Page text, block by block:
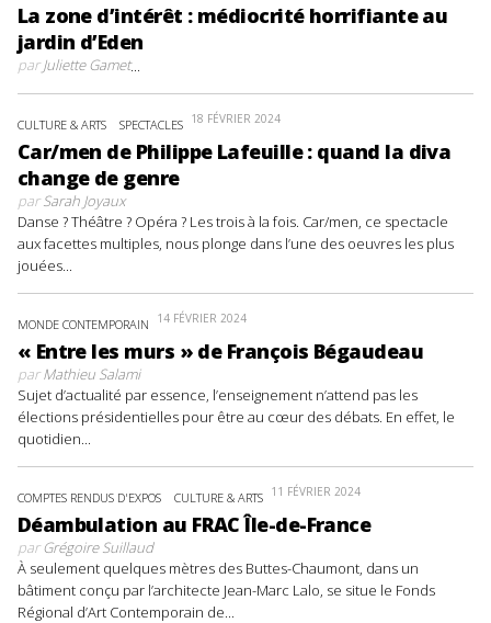
La zone d’intérêt : médiocrité horrifiante au
jardin d’Eden
parJuliette Gamet...
CULTURE & ARTS SPECTACLES 18 FÉVRIER 2024
Car/men de Philippe Lafeuille : quand la diva
change de genre
parSarah Joyaux
Danse ? Théâtre ? Opéra ? Les trois à la fois. Car/men, ce spectacle
aux facettes multiples, nous plonge dans l’une des oeuvres les plus
jouées...
MONDE CONTEMPORAIN 14 FÉVRIER 2024
« Entre les murs » de François Bégaudeau
parMathieu Salami
Sujet d’actualité par essence, l’enseignement n’attend pas les
élections présidentielles pour être au cœur des débats. En effet, le
quotidien...
COMPTES RENDUS D'EXPOS CULTURE & ARTS 11 FÉVRIER 2024
Déambulation au FRAC Île-de-France
parGrégoire Suillaud
À seulement quelques mètres des Buttes-Chaumont, dans un
bâtiment conçu par l’architecte Jean-Marc Lalo, se situe le Fonds
Régional d’Art Contemporain de...